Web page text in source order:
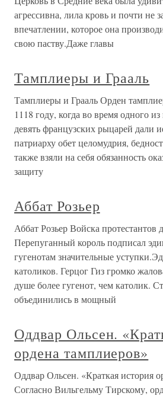
агрессивна, лила кровь и почти не
впечатлении, которое она
свою паству.Даже главы
Тамплиеры и Грааль
Тамплиеры и Грааль Орден
1118 году, когда во время одного
девять французских рыцарей дали
патриарху обет целомудрия,
также взяли на себя обязанность
защиту
Аббат Розьер
Аббат Розьер Войска
Перепуганный король подписал
гугенотам значительные
католиков. Герцог Гиз громко
душе более гугенот, чем католик.
объединились в мощный
Оддвар Ольсен.
ордена тамплиеров»
Оддвар Ольсен. «Краткая история
Согласно Вильгельму Тирскому,